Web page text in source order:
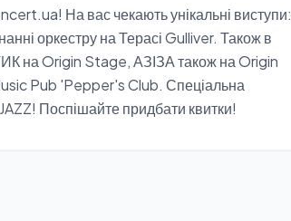
На вас чекають унікальні виступи:
оркестру на Терасі Gulliver. Також в
Origin Stage, АЗІЗА також на Origin
Pub 'Pepper's Club. Спеціальна
Поспішайте придбати квитки!